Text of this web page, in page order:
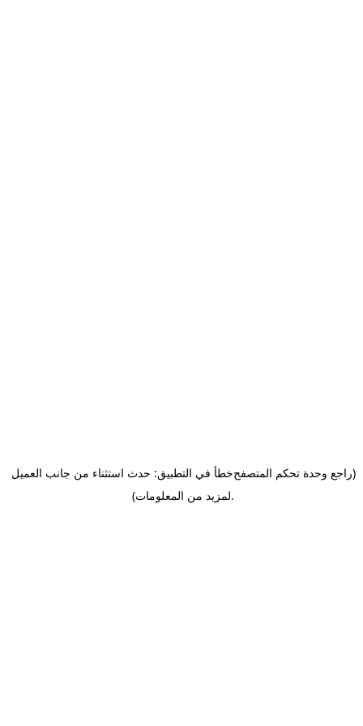
خطأ في التطبيق: حدث استثناء من جانب العميل(راجع وحدة تحكم المتصفح
لمزيد من المعلومات).